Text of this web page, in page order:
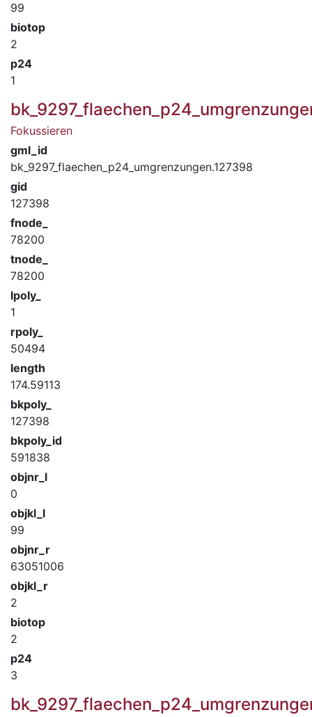
99
biotop
2
p24
1
Fokussieren
gml_id
bk_9297_flaechen_p24_umgrenzungen.127398
gid
127398
fnode_
78200
tnode_
78200
lpoly_
1
rpoly_
50494
length
174.59113
bkpoly_
127398
bkpoly_id
591838
objnr_l
0
objkl_l
99
objnr_r
63051006
objkl_r
2
biotop
2
p24
3